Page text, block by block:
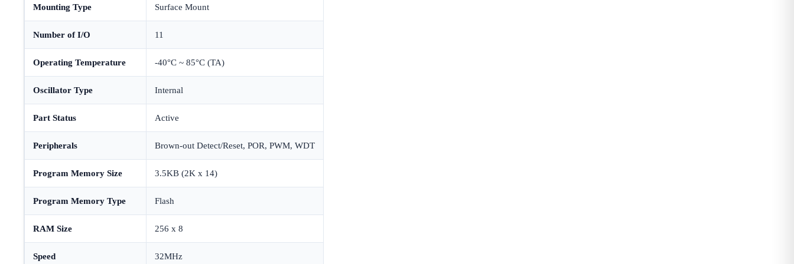
Mounting Type Surface Mount
Number of I/O 11
Operating Temperature -40°C ~ 85°C (TA)
Oscillator Type Internal
Part Status Active
Peripherals Brown-out Detect/Reset, POR, PWM, WDT
Program Memory Size 3.5KB (2K x 14)
Program Memory Type Flash
RAM Size 256 x 8
Speed 32MHz